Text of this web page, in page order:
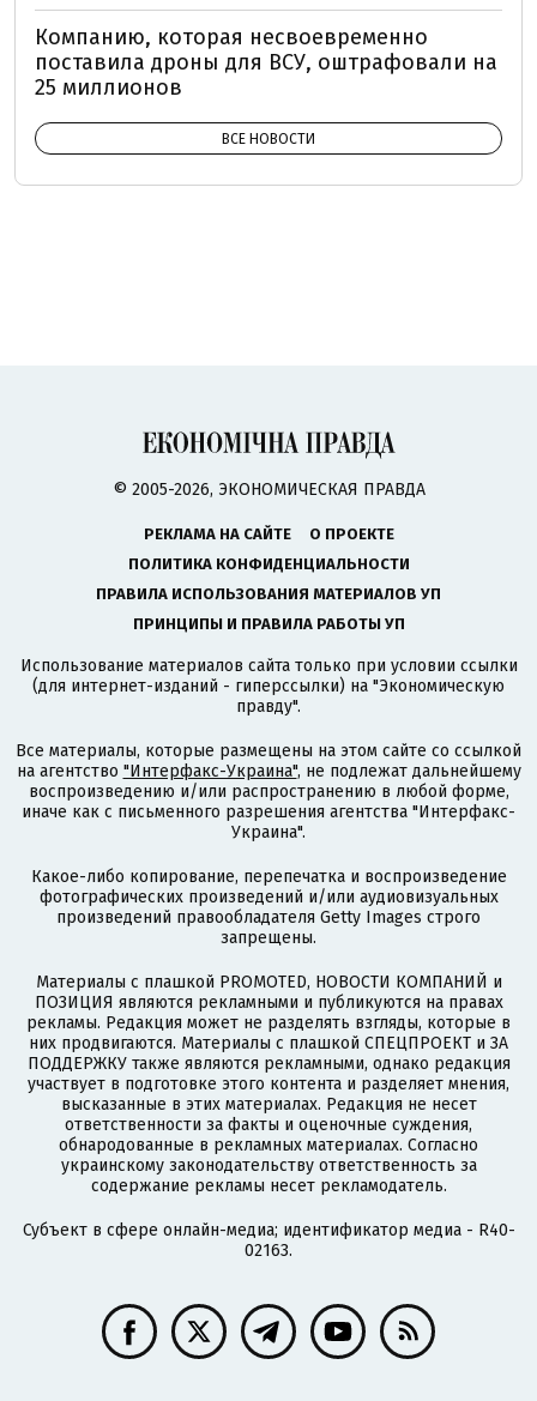
Компанию, которая несвоевременно
поставила дроны для ВСУ, оштрафовали на
25 миллионов
ВСЕ НОВОСТИ
© 2005-2026, ЭКОНОМИЧЕСКАЯ ПРАВДА
РЕКЛАМА НА САЙТЕ
О ПРОЕКТЕ
ПОЛИТИКА КОНФИДЕНЦИАЛЬНОСТИ
ПРАВИЛА ИСПОЛЬЗОВАНИЯ МАТЕРИАЛОВ УП
ПРИНЦИПЫ И ПРАВИЛА РАБОТЫ УП
Использование материалов сайта только при условии ссылки
(для интернет-изданий - гиперссылки) на "Экономическую
правду".
Все материалы, которые размещены на этом сайте со ссылкой
на агентство "Интерфакс-Украина", не подлежат дальнейшему
воспроизведению и/или распространению в любой форме,
иначе как с письменного разрешения агентства "Интерфакс-
Украина".
Какое-либо копирование, перепечатка и воспроизведение
фотографических произведений и/или аудиовизуальных
произведений правообладателя Getty Images строго
запрещены.
Материалы с плашкой PROMOTED, НОВОСТИ КОМПАНИЙ и
ПОЗИЦИЯ являются рекламными и публикуются на правах
рекламы. Редакция может не разделять взгляды, которые в
них продвигаются. Материалы с плашкой СПЕЦПРОЕКТ и ЗА
ПОДДЕРЖКУ также являются рекламными, однако редакция
участвует в подготовке этого контента и разделяет мнения,
высказанные в этих материалах. Редакция не несет
ответственности за факты и оценочные суждения,
обнародованные в рекламных материалах. Согласно
украинскому законодательству ответственность за
содержание рекламы несет рекламодатель.
Субъект в сфере онлайн-медиа; идентификатор медиа - R40-
02163.